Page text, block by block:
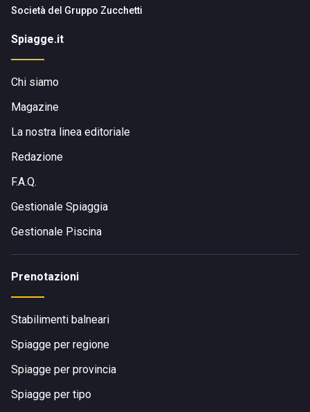
Società del Gruppo Zucchetti
Spiagge.it
Chi siamo
Magazine
La nostra linea editoriale
Redazione
F.A.Q.
Gestionale Spiaggia
Gestionale Piscina
Prenotazioni
Stabilimenti balneari
Spiagge per regione
Spiagge per provincia
Spiagge per tipo